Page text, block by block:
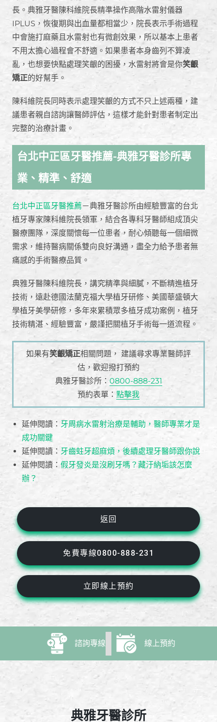
長。典雅牙醫陳科維院長精準操作高階水雷射儀器
IPLUS，恢復期與出血量都相當少，院長表示手術過程
中會施打麻藥且水雷射也有微創效果，所以基本上患者
不用太擔心過程會不舒適。如果患者本身齒列不算凌
亂，也想要快點處理笑齦的困擾，水雷射將會是你笑齦
矯正的好幫手。
陳科維院長同時表示處理笑齦的方式不只上述兩種，建
議患者親自諮詢讓醫師評估，這樣才能針對患者制定出
完整的治療計畫。
台北中正區牙醫推薦-典雅牙醫診所專
業、精準、舒適
台北中正區牙醫推薦－典雅牙醫診所由經驗豐富的台北
植牙專家陳科維院長領軍，結合各專科牙醫師組成頂尖
醫療團隊，深度關懷每一位患者，耐心傾聽每一個細微
需求，維持醫病關係雙向良好溝通，盡全力給予患者無
痛感的手術醫療品質。
典雅牙醫陳科維院長，講究精準與細膩，不斷精進植牙
技術，遠赴德國法蘭克福大學植牙研修、美國華盛頓大
學植牙美學研修，多年來累積眾多植牙成功案例，植牙
技術精湛、經驗豐富，嚴謹把關植牙手術每一道流程。
如果有笑齦矯正相關問題， 建議尋求專業醫師評
估，歡迎撥打預約
典雅牙醫診所： 0800-888-231
預約表單： 點擊我
延伸閱讀： 牙周病水雷射治療是輔助，醫師專業才是
成功關鍵
延伸閱讀： 牙齒蛀牙超麻煩，後續處理牙醫師跟你說
延伸閱讀： 假牙發炎是沒刷牙嗎？藏汙納垢該怎麼
辦？
返回
免費專線0800-888-231
立即線上預約
諮詢專線 線上預約
典雅牙醫診所